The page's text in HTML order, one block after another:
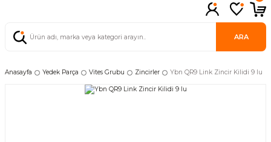
ARA
Anasayfa Yedek Parça Vites Grubu Zincirler Ybn QR9 Link Zincir Kilidi 9 lu